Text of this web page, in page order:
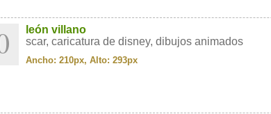
león villano
scar, caricatura de disney, dibujos animados
Ancho: 210px, Alto: 293px